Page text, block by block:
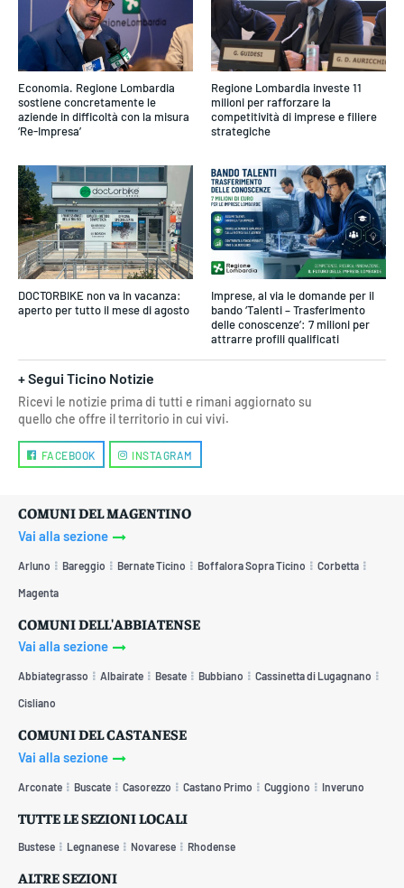
Economia. Regione Lombardia
sostiene concretamente le
aziende in difficoltà con la misura
‘Re-Impresa’
DOCTORBIKE non va in vacanza:
aperto per tutto il mese di agosto
Regione Lombardia investe 11
milioni per rafforzare la
competitività di imprese e filiere
strategiche
Imprese, al via le domande per il
bando ‘Talenti – Trasferimento
delle conoscenze’: 7 milioni per
attrarre profili qualificati
+ Segui Ticino Notizie
Ricevi le notizie prima di tutti e rimani aggiornato su
quello che offre il territorio in cui vivi.
FACEBOOK INSTAGRAM
COMUNI DEL MAGENTINO
Vai alla sezione
Arluno Bareggio Bernate Ticino Boffalora Sopra Ticino Corbetta
Magenta
COMUNI DELL'ABBIATENSE
Vai alla sezione
Abbiategrasso Albairate Besate Bubbiano Cassinetta di Lugagnano
Cisliano
COMUNI DEL CASTANESE
Vai alla sezione
Arconate Buscate Casorezzo Castano Primo Cuggiono Inveruno
TUTTE LE SEZIONI LOCALI
Bustese Legnanese Novarese Rhodense
ALTRE SEZIONI